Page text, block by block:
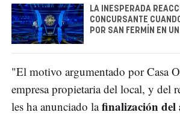
LA INESPERADA
CONCURSANTE
POR SAN FERMÍN EN
"El motivo argumentado por Casa
empresa propietaria del local, y del
les ha anunciado lafinalización